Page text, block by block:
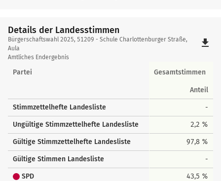
Details der Landesstimmen
Details
der
Landesstimmen
Bürgerschaftswahl 2025, 51209 - Schule Charlottenburger Straße,
Aula
Amtliches Endergebnis
file_download
Partei Gesamtstimmen
Anteil
Stimmzettelhefte Landesliste -
Ungültige Stimmzettelhefte Landesliste 2,2 %
Gültige Stimmzettelhefte Landesliste 97,8 %
Gültige Stimmen Landesliste -
SPD 43,5 %